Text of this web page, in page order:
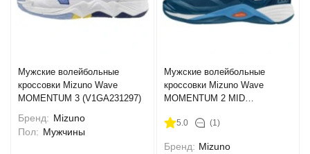
Мужские волейбольные
кроссовки Mizuno Wave
MOMENTUM 3 (V1GA231297)
Бренд: Mizuno
Пол: Мужчины
Мужские волейбольные
кроссовки Mizuno Wave
MOMENTUM 2 MID
5.0 (1)
Бренд: Mizuno